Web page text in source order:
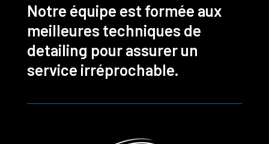
Notre équipe est formée aux
meilleures techniques de
detailing pour assurer un
service irréprochable.